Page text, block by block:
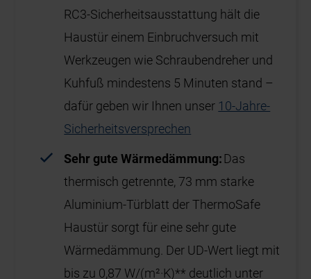
RC3-Sicherheitsausstattung hält die
Haustür einem Einbruchversuch mit
Werkzeugen wie Schraubendreher und
Kuhfuß mindestens 5 Minuten stand –
dafür geben wir Ihnen unser 10-Jahre-
Sicherheitsversprechen
Sehr gute Wärmedämmung:Das
thermisch getrennte, 73 mm starke
Aluminium-Türblatt der ThermoSafe
Haustür sorgt für eine sehr gute
Wärmedämmung. Der UD-Wert liegt mit
bis zu 0,87 W/(m²·K)** deutlich unter